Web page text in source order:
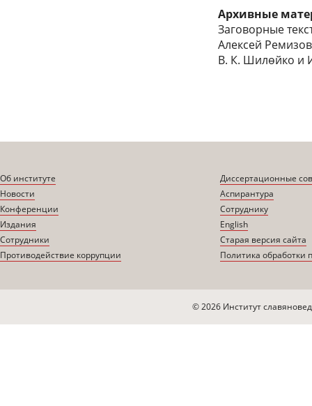
Архивные
Заговорные
Алексей
В. К. Шилѳйко и
Об институте
Новости
Конференции
Издания
Сотрудники
Противодействие коррупции
Диссертационные
Аспирантура
Сотруднику
English
Старая версия сайта
Политика обработки
© 2026 Институт